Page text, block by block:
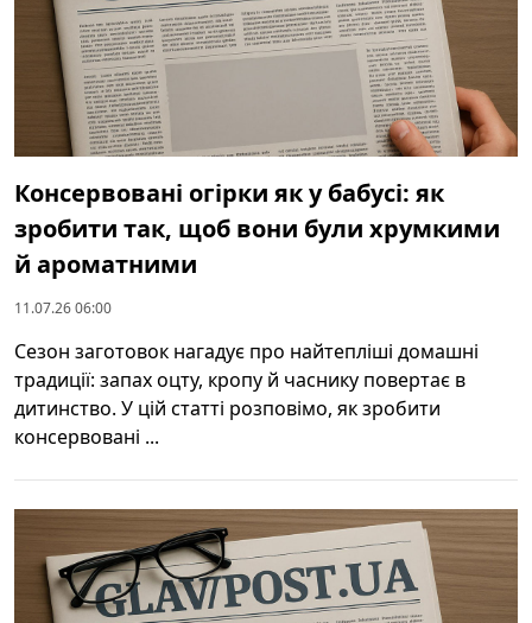
Консервовані огірки як у бабусі: як
зробити так, щоб вони були хрумкими
й ароматними
11.07.26 06:00
Сезон заготовок нагадує про найтепліші домашні
традиції: запах оцту, кропу й часнику повертає в
дитинство. У цій статті розповімо, як зробити
консервовані ...